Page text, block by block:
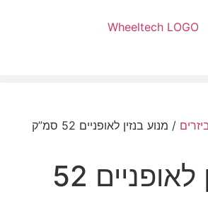
/ מנוע בנזין לאופניים 52 סמ”ק
מנוע בנזין לאופניים 52